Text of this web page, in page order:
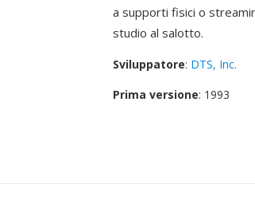
a supporti fisici o
studio al salotto.
Sviluppatore: DTS, Inc.
Prima versione: 1993